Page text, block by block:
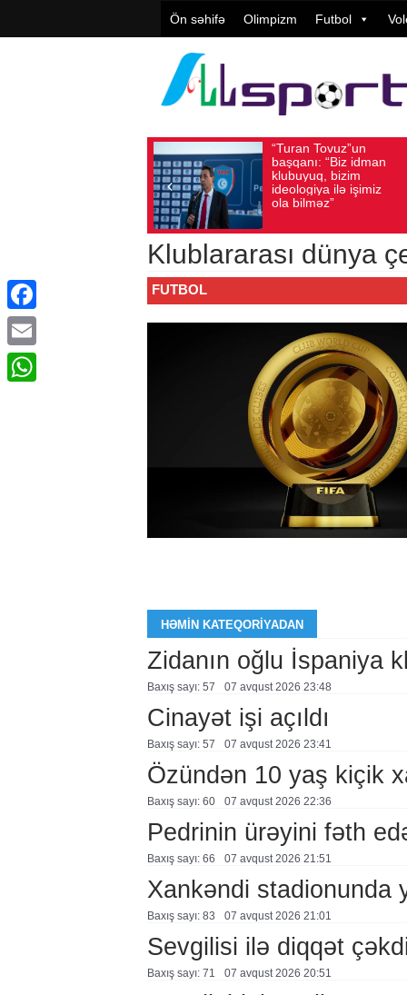
Ön səhifə Olimpizm Futbol
başqanı: “Biz idman
klubuyuq, bizim
ideologiya ilə işimiz
ola bilməz”
Avqust 05, 2026
Klublararası dünya
FUTBOL
HƏMIN KATEQORIYADAN
Zidanın oğlu İspaniya
Baxış sayı: 57 07 avqust 2026 23:48
Cinayət işi açıldı
Baxış sayı: 57 07 avqust 2026 23:41
Özündən 10 yaş kiçik
Baxış sayı: 60 07 avqust 2026 22:36
Pedrinin ürəyini fəth
Baxış sayı: 66 07 avqust 2026 21:51
Xankəndi stadionunda
Baxış sayı: 83 07 avqust 2026 21:01
Sevgilisi ilə diqqət
Baxış sayı: 71 07 avqust 2026 20:51
Facebook
Email